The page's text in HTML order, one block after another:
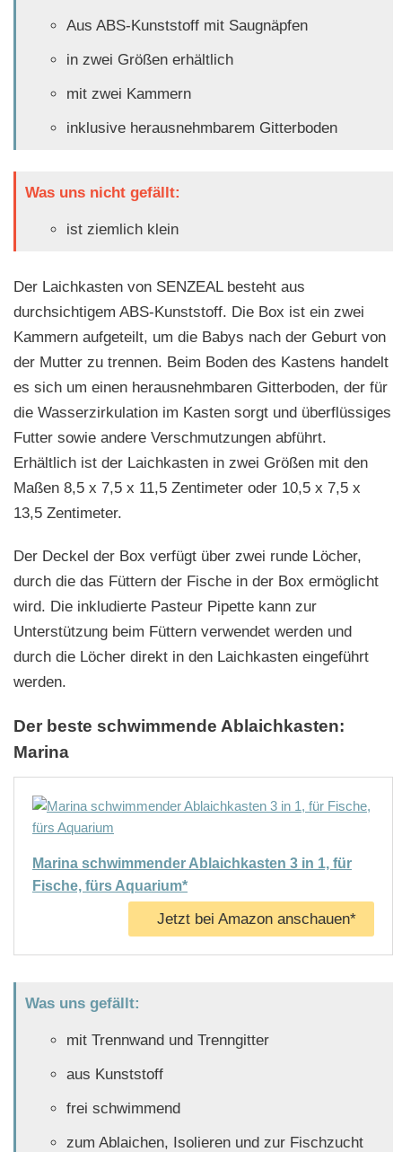
Aus ABS-Kunststoff mit Saugnäpfen
in zwei Größen erhältlich
mit zwei Kammern
inklusive herausnehmbarem Gitterboden
Was uns nicht gefällt:
ist ziemlich klein
Der Laichkasten von SENZEAL besteht aus
durchsichtigem ABS-Kunststoff. Die Box ist ein zwei
Kammern aufgeteilt, um die Babys nach der Geburt von
der Mutter zu trennen. Beim Boden des Kastens handelt
es sich um einen herausnehmbaren Gitterboden, der für
die Wasserzirkulation im Kasten sorgt und überflüssiges
Futter sowie andere Verschmutzungen abführt.
Erhältlich ist der Laichkasten in zwei Größen mit den
Maßen 8,5 x 7,5 x 11,5 Zentimeter oder 10,5 x 7,5 x
13,5 Zentimeter.
Der Deckel der Box verfügt über zwei runde Löcher,
durch die das Füttern der Fische in der Box ermöglicht
wird. Die inkludierte Pasteur Pipette kann zur
Unterstützung beim Füttern verwendet werden und
durch die Löcher direkt in den Laichkasten eingeführt
werden.
Der beste schwimmende Ablaichkasten:
Marina
Marina schwimmender Ablaichkasten 3 in 1, für
Fische, fürs Aquarium*
Jetzt bei Amazon anschauen*
Was uns gefällt:
mit Trennwand und Trenngitter
aus Kunststoff
frei schwimmend
zum Ablaichen, Isolieren und zur Fischzucht